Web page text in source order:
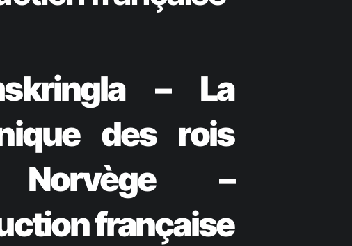
– La
des rois
–
française